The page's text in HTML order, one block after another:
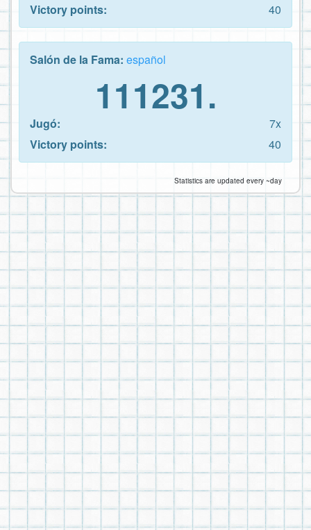
Victory points:
40
Salón de la Fama: español
111231.
Jugó:
7x
Victory points:
40
Statistics are updated every ~day